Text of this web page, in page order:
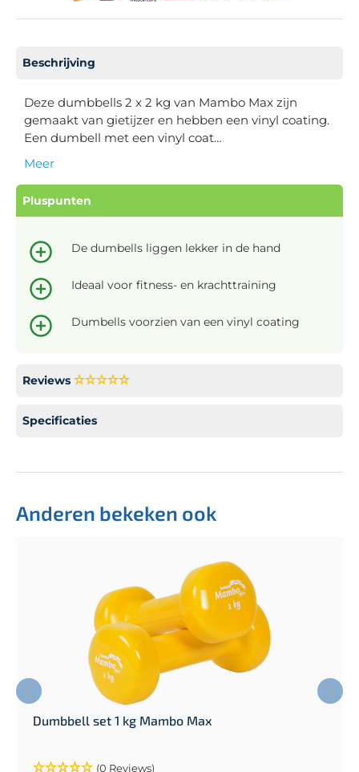
Beschrijving
Deze dumbbells 2 x 2 kg van Mambo Max zijn
gemaakt van gietijzer en hebben een vinyl coating.
Een dumbell met een vinyl coat…
Meer
Pluspunten
De dumbells liggen lekker in de hand
Ideaal voor fitness- en krachttraining
Dumbells voorzien van een vinyl coating
Reviews
Specificaties
Anderen bekeken ook
Dumbbell set 1 kg Mambo Max
(0 Reviews)